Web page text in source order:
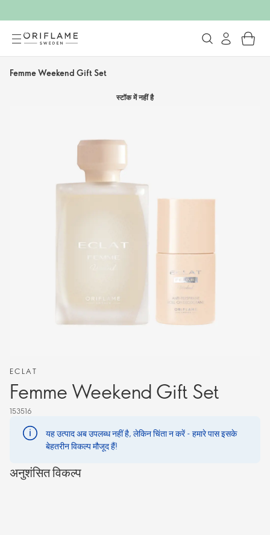
Femme Weekend Gift Set
स्टॉक में नहीं है
ECLAT
Femme Weekend Gift Set
153516
यह उत्पाद अब उपलब्ध नहीं है, लेकिन चिंता न करें - हमारे पास इसके
बेहतरीन विकल्प मौजूद हैं!
अनुशंसित विकल्प